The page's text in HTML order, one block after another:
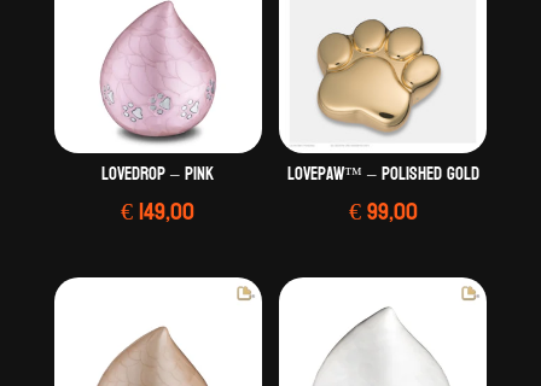
LoveDrop – Pink
€149,00
LovePaw™ – Polished Gold
€99,00